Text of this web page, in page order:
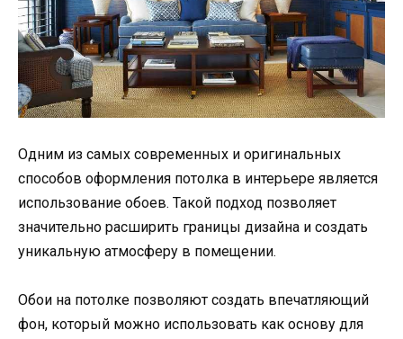
Одним из самых современных и оригинальных
способов оформления потолка в интерьере является
использование обоев. Такой подход позволяет
значительно расширить границы дизайна и создать
уникальную атмосферу в помещении.
Обои на потолке позволяют создать впечатляющий
фон, который можно использовать как основу для